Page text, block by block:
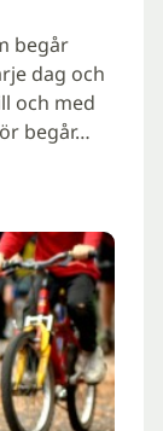
begår
dag och
och med
begår…